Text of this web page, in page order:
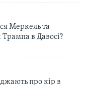
Меркель та
в Давосі?
про кір в